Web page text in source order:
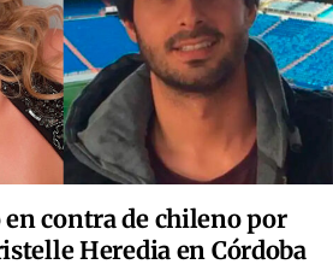
contra de chileno por
Heredia en Córdoba